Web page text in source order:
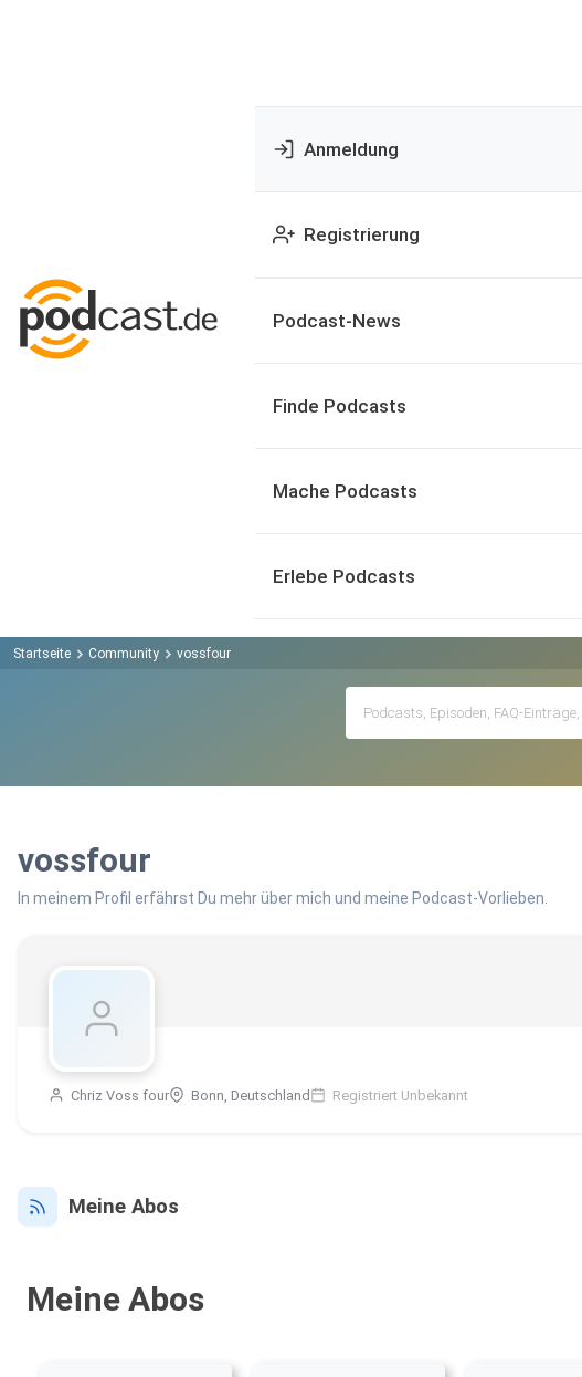
Anmeldung
Registrierung
Podcast-News
Finde Podcasts
Mache Podcasts
Erlebe Podcasts
Startseite Community vossfour
vossfour
In meinem Profil erfährst Du mehr über mich und meine Podcast-Vorlieben.
Chriz Voss four Bonn, Deutschland Registriert Unbekannt
Meine Abos
Meine Abos